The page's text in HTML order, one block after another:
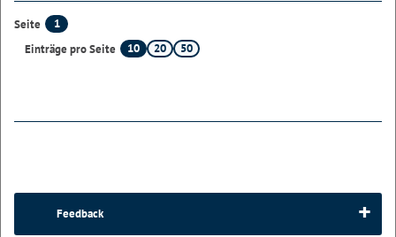
Seite
1
Einträge pro Seite
10 20 50
Feedback